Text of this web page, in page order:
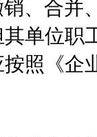
、合并
单位职
照《企